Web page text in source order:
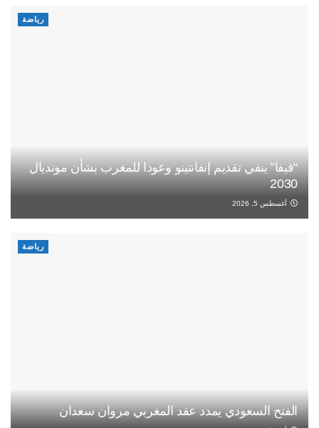
رياضة
“فيفا” ينفي تقديم إنفانتينو وعودا للمغرب بشأن مونديال
2030
أغسطس 5, 2026
رياضة
الفتح السعودي يمدد عقد المغربي مروان سعدان